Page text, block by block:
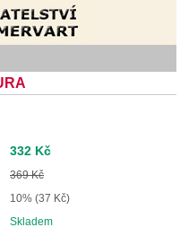
332 Kč
369 Kč
10% (37 Kč)
Skladem